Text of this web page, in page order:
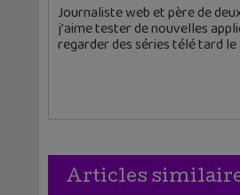
Journaliste web et père de
j'aime tester de nouvelles
regarder des séries télé tard le
Articles